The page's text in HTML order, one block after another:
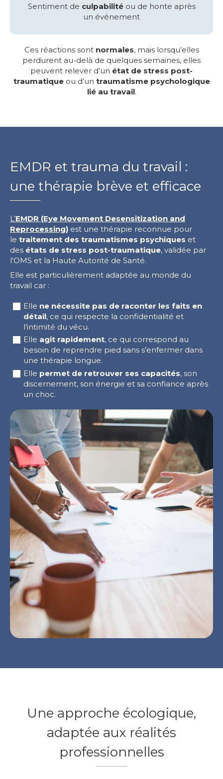
Sentiment de culpabilitéou de honte après
un événement
Ces réactions sont normales, mais lorsqu’elles
perdurent au-delà de quelques semaines, elles
peuvent relever d’un état de stress post-
traumatiqueou d’un traumatisme psychologique
lié au travail.
EMDR et trauma du travail :
une thérapie brève et efficace
L’EMDR (Eye Movement Desensitization and
Reprocessing) est une thérapie reconnue pour
le traitement des traumatismes psychiques et
des états de stress post-traumatique, validée par
l’OMS et la Haute Autorité de Santé.
Elle est particulièrement adaptée au monde du
travail car :
Elle ne nécessite pas de raconter les faits en
détail, ce qui respecte la confidentialité et
l’intimité du vécu.
Elle agit rapidement, ce qui correspond au
besoin de reprendre pied sans s’enfermer dans
une thérapie longue.
Elle permet de retrouver ses capacités, son
discernement, son énergie et sa confiance après
un choc.
Une approche écologique,
adaptée aux réalités
professionnelles